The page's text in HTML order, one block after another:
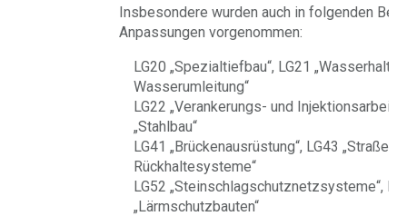
Insbesondere wurden auch in folgenden
Anpassungen vorgenommen:
LG20 „Spezialtiefbau“, LG21
Wasserumleitung“
LG22 „Verankerungs- und
„Stahlbau“
LG41 „Brückenausrüstung“, LG43
Rückhaltesysteme“
LG52 „Steinschlagschutznetzsysteme“,
„Lärmschutzbauten“